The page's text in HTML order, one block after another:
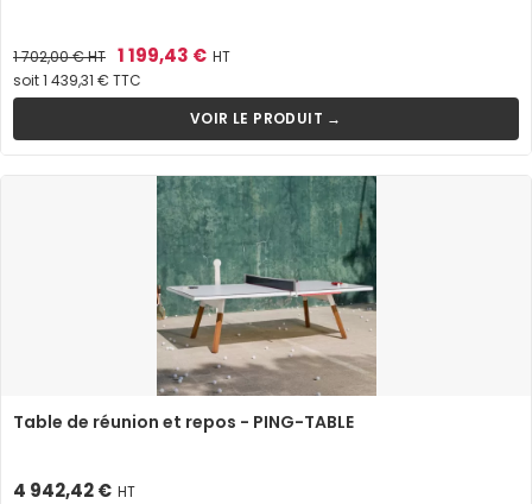
Prix
de
base
1 702,00 €HT Prix
1 199,43 € HT
soit 1 439,31 € TTC
VOIR LE PRODUIT →
Table de réunion et repos - PING-TABLE
Prix
4 942,42 € HT